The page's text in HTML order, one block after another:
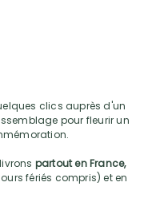
clics auprès d'un
pour fleurir un
partout en France,
fériés compris) et en